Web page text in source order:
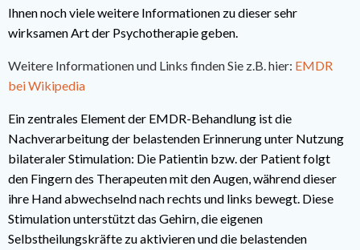
Ihnen noch viele weitere Informationen zu dieser sehr
wirksamen Art der Psychotherapie geben.
Weitere Informationen und Links finden Sie z.B. hier: EMDR
bei Wikipedia
Ein zentrales Element der EMDR-Behandlung ist die
Nachverarbeitung der belastenden Erinnerung unter Nutzung
bilateraler Stimulation: Die Patientin bzw. der Patient folgt
den Fingern des Therapeuten mit den Augen, während dieser
ihre Hand abwechselnd nach rechts und links bewegt. Diese
Stimulation unterstützt das Gehirn, die eigenen
Selbstheilungskräfte zu aktivieren und die belastenden